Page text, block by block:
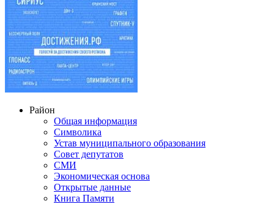
Район
Общая информация
Символика
Устав муниципального образования
Совет депутатов
СМИ
Экономическая основа
Открытые данные
Книга Памяти